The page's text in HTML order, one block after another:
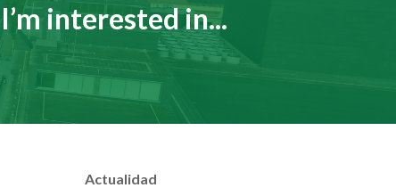
I’m interested in...
Actualidad